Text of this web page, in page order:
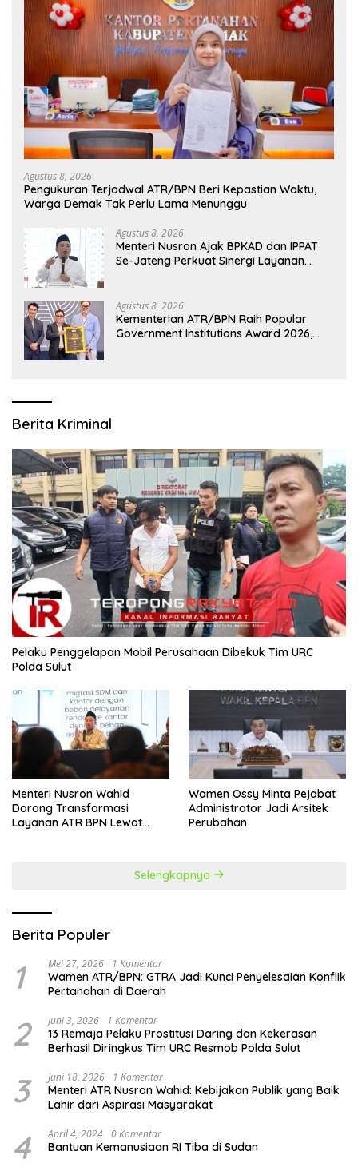
Agustus 8, 2026
Pengukuran Terjadwal ATR/BPN Beri Kepastian Waktu,
Warga Demak Tak Perlu Lama Menunggu
Agustus 8, 2026
Menteri Nusron Ajak BPKAD dan IPPAT
Se-Jateng Perkuat Sinergi Layanan
Agustus 8, 2026
Kementerian ATR/BPN Raih Popular
Government Institutions Award 2026,
Berita Kriminal
​Pelaku Penggelapan Mobil Perusahaan Dibekuk Tim URC
Polda Sulut
​Menteri Nusron Wahid
Dorong Transformasi
Layanan ATR BPN Lewat
Wamen Ossy Minta Pejabat
Administrator Jadi Arsitek
Perubahan
Selengkapnya
Berita Populer
1 Mei 27, 2026 1 Komentar
Wamen ATR/BPN: GTRA Jadi Kunci Penyelesaian Konflik
Pertanahan di Daerah
2 Juni 3, 2026 1 Komentar
13 Remaja Pelaku Prostitusi Daring dan Kekerasan
Berhasil Diringkus Tim URC Resmob Polda Sulut
3 Juni 18, 2026 1 Komentar
Menteri ATR Nusron Wahid: Kebijakan Publik yang Baik
Lahir dari Aspirasi Masyarakat
4 April 4, 2024 0 Komentar
Bantuan Kemanusiaan RI Tiba di Sudan